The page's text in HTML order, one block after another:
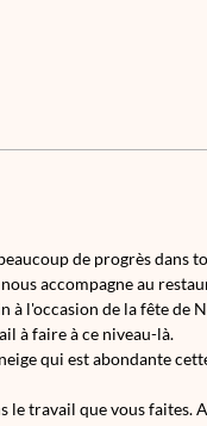
de progrès dans
accompagne au
à l'occasion de la fête de
à faire à ce niveau-là.
qui est abondante
le travail que vous faites.